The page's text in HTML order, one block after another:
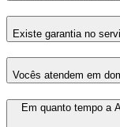
Existe garantia no
Vocês atendem em
Em quanto tempo a